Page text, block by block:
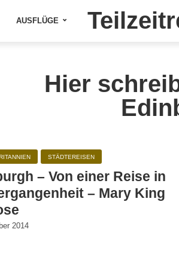
AUSFLÜGE
Hier
STÄDTEREISEN
– Von einer Reise in
– Mary King
2014